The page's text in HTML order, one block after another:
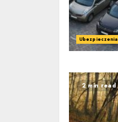
Ubezpieczenia
2 min read